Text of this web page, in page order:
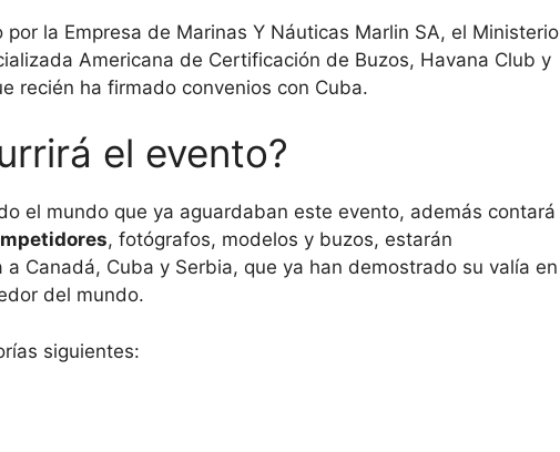
la Empresa de Marinas Y Náuticas Marlin SA, el Ministerio
Americana de Certificación de Buzos, Havana Club y
recién ha firmado convenios con Cuba.
el evento?
el mundo que ya aguardaban este evento, además contará
, fotógrafos, modelos y buzos, estarán
Canadá, Cuba y Serbia, que ya han demostrado su valía en
del mundo.
siguientes: